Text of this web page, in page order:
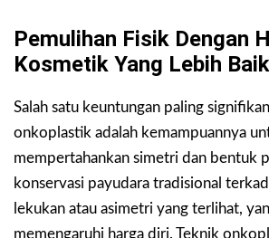
Pemulihan Fisik Dengan
Kosmetik Yang Lebih Baik
Salah satu keuntungan paling
onkoplastik adalah kemampuannya
mempertahankan simetri dan bentuk
konservasi payudara tradisional
lekukan atau asimetri yang terlihat,
memengaruhi harga diri. Teknik